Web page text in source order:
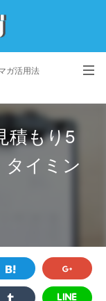
ガ活用法
会社概要
積もり5
イミン